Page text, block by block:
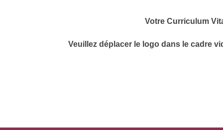
Votre Curriculum
Veuillez déplacer le logo dans le cadre